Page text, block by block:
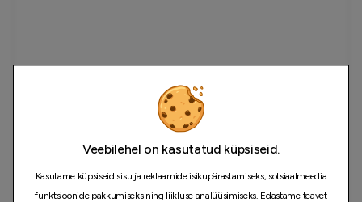
Veebilehel on kasutatud küpsiseid.
Kasutame küpsiseid sisu ja reklaamide isikupärastamiseks, sotsiaalmeedia
funktsioonide pakkumiseks ning liikluse analüüsimiseks. Edastame teavet